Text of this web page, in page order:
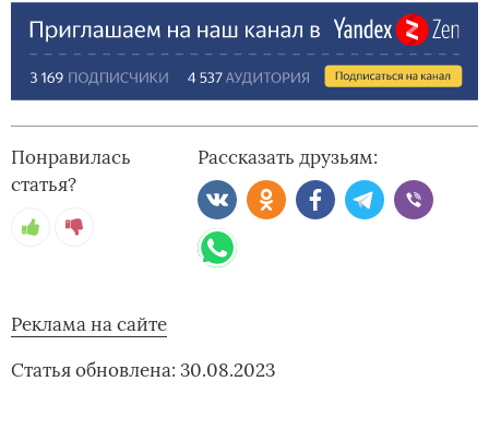
Понравилась
статья?
Рассказать друзьям:
Реклама на сайте
Статья обновлена: 30.08.2023